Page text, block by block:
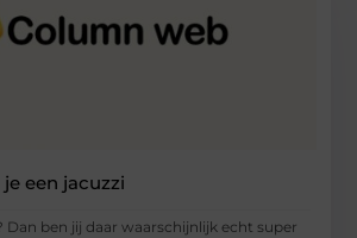
een jacuzzi
Dan ben jij daar waarschijnlijk echt super